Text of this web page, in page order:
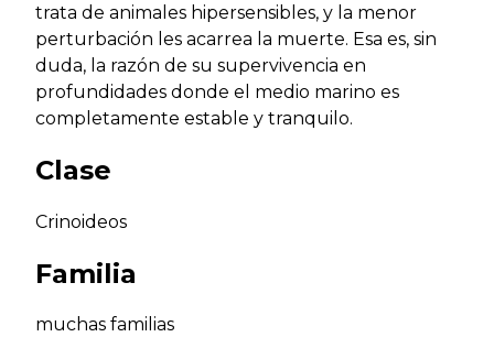
trata de animales hipersensibles, y la menor
perturbación les acarrea la muerte. Esa es, sin
duda, la razón de su supervivencia en
profundidades donde el medio marino es
completamente estable y tranquilo.
Clase
Crinoideos
Familia
muchas familias